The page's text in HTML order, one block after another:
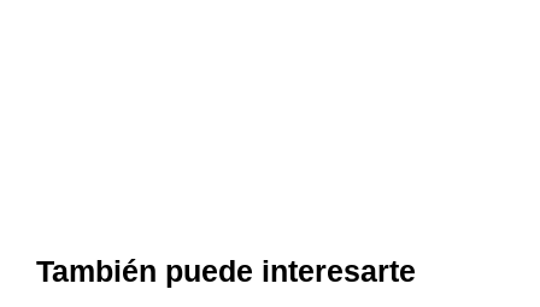
También puede interesarte